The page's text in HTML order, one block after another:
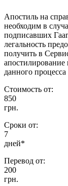
Апостиль на
необходим в
подписавших
легальность
получить в
данного
Стоимость от:
850
грн.
Сроки от:
7
дней*
Перевод от:
200
грн.